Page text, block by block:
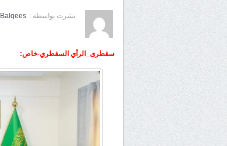
نشرت بواسطة : Balqees
سقطرى_الرأي السقطري-خاص: